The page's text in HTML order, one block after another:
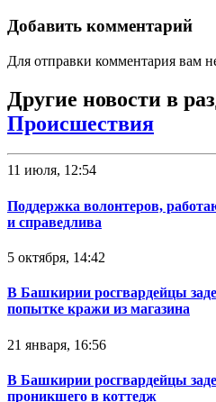
Добавить комментарий
Для отправки комментария вам
Другие новости в
Происшествия
11 июля, 12:54
Поддержка волонтеров,
и справедлива
5 октября, 14:42
В Башкирии росгвардейцы
попытке кражи из магазина
21 января, 16:56
В Башкирии росгвардейцы
проникшего в коттедж